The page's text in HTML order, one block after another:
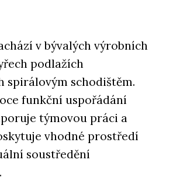
v bývalých výrobních
podlažích
spirálovým schodištěm.
funkční uspořádání
týmovou práci a
vhodné prostředí
soustředění